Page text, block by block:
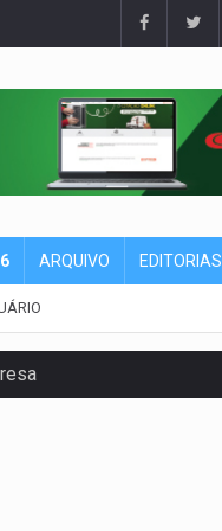
ARQUIVO EDITORIAS